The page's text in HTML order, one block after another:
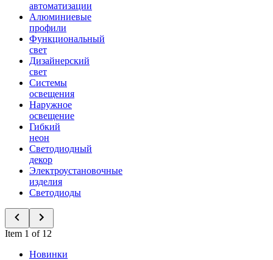
автоматизации
Алюминиевые
профили
Функциональный
свет
Дизайнерский
свет
Системы
освещения
Наружное
освещение
Гибкий
неон
Светодиодный
декор
Электроустановочные
изделия
Светодиоды
Item 1 of 12
Новинки